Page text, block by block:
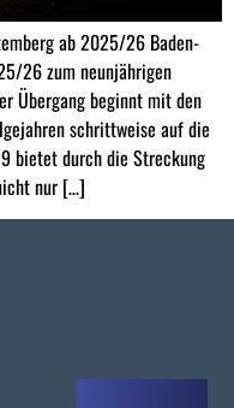
ab 2025/26 Baden-
26 zum neunjährigen
Übergang beginnt mit den
schrittweise auf die
bietet durch die Streckung
nur […]